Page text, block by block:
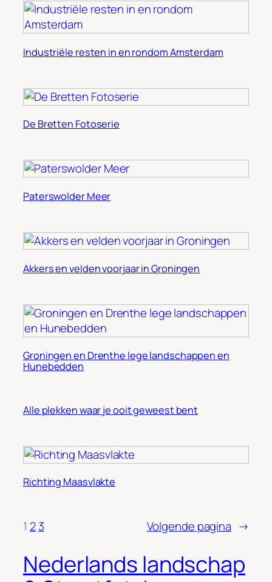
Industriële resten in en rondom Amsterdam
De Bretten Fotoserie
Paterswolder Meer
Akkers en velden voorjaar in Groningen
Groningen en Drenthe lege landschappen en
Hunebedden
Alle plekken waar je ooit geweest bent
Richting Maasvlakte
1 2 3 Volgende pagina →
Nederlands landschap